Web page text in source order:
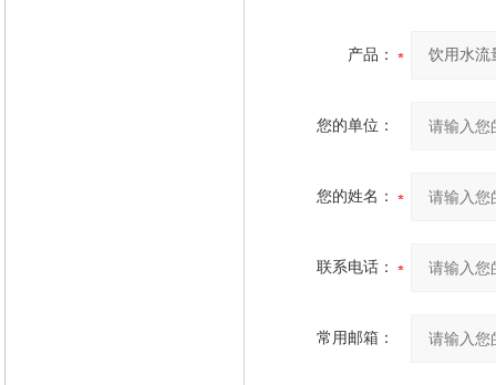
产品：
您的单位：
您的姓名：
联系电话：
常用邮箱：